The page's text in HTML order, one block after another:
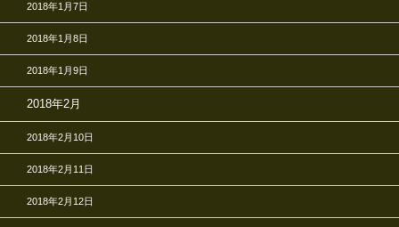
2018年1月7日
2018年1月8日
2018年1月9日
2018年2月
2018年2月10日
2018年2月11日
2018年2月12日